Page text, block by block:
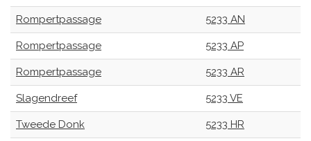
Rompertpassage 5233 AN
Rompertpassage 5233 AP
Rompertpassage 5233 AR
Slagendreef 5233 VE
Tweede Donk 5233 HR